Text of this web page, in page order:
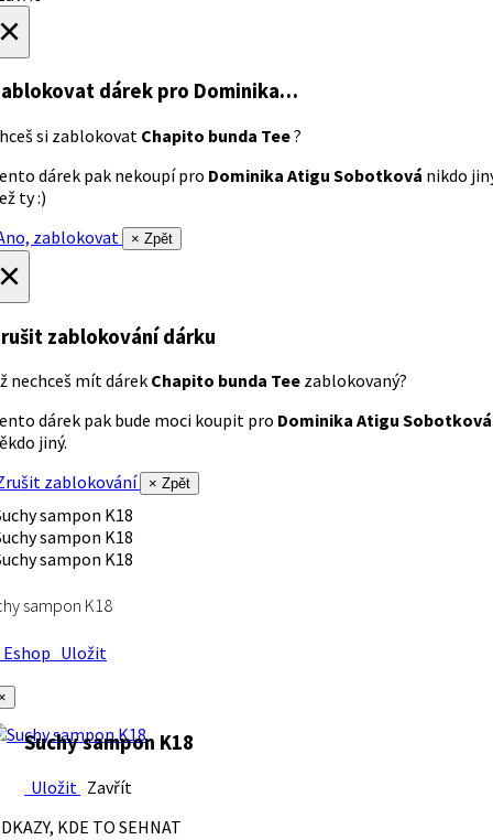
dárek pro Dominika…
si zablokovat Chapito bunda Tee?
dárek pak nekoupí pro Dominika Atigu Sobotková nikdo
ty :)
zablokovat
× Zpět
zablokování dárku
nechceš mít dárek Chapito bunda Tee zablokovaný?
dárek pak bude moci koupit pro Dominika Atigu Sobotková
jiný.
zablokování
× Zpět
sampon K18
Uložit
Suchy sampon K18
Uložit Zavřít
KDE TO SEHNAT